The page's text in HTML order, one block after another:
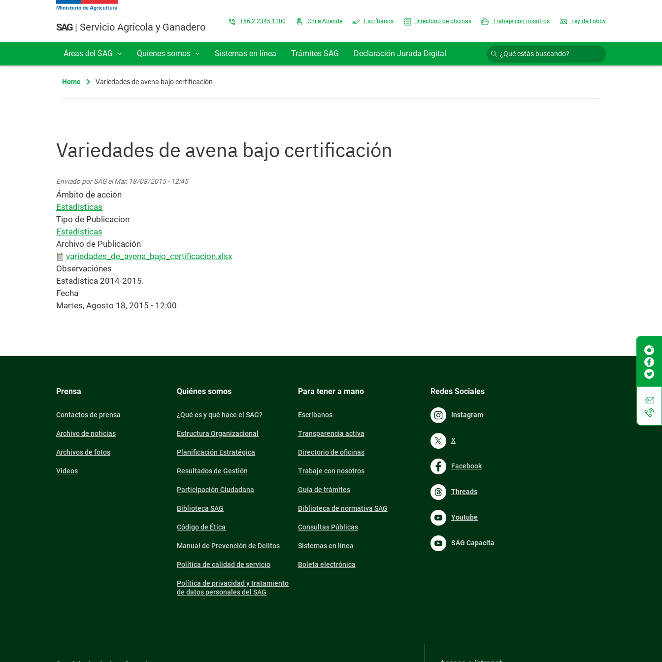
Pasar al contenido principal
SAG| Servicio Agrícola y Ganadero Top Menu
+56 2 2345 1100 Chile Atiende Escríbanos Directorio de oficinas Trabaje con nosotros Ley de Lobby
Navegación principal
Áreas del SAG Quienes somos Sistemas en línea Trámites SAG Declaración Jurada Digital
Home Variedades de avena bajo certificación
Variedades de avena bajo certificación
Enviado porSAGelMar, 18/08/2015 - 12:45
Ámbito de acción
Estadísticas
Tipo de Publicacion
Estadísticas
Archivo de Publicación
variedades_de_avena_bajo_certificacion.xlsx
Observaciónes
Estadística 2014-2015.
Fecha
Martes, Agosto 18, 2015 - 12:00
Prensa
Contactos de prensa
Archivo de noticias
Archivos de fotos
Videos
Quiénes somos
¿Qué es y qué hace el SAG?
Estructura Organizacional
Planificación Estratégica
Resultados de Gestión
Participación Ciudadana
Biblioteca SAG
Código de Ética
Manual de Prevención de Delitos
Política de calidad de servicio
Política de privacidad y tratamiento
de datos personales del SAG
Para tener a mano
Escríbanos
Transparencia activa
Directorio de oficinas
Trabaje con nosotros
Guía de trámites
Biblioteca de normativa SAG
Consultas Públicas
Sistemas en línea
Boleta electrónica
Redes Sociales
Instagram
X
Facebook
Threads
Youtube
SAG Capacita